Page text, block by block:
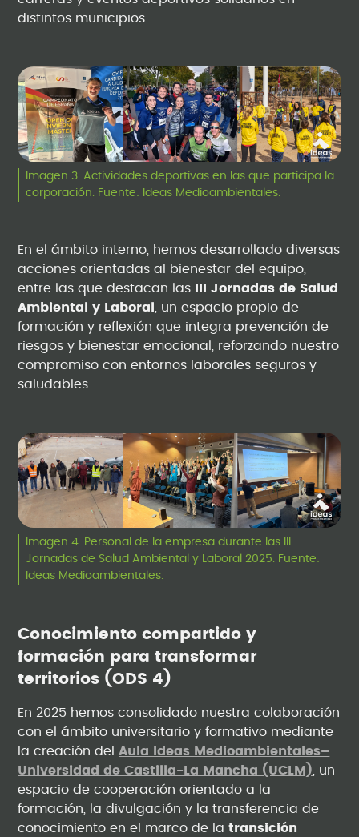
distintos municipios.
Imagen 3. Actividades deportivas en las que participa la
corporación. Fuente: Ideas Medioambientales.
En el ámbito interno, hemos desarrollado diversas
acciones orientadas al bienestar del equipo,
entre las que destacan las
III Jornadas de Salud
Ambiental y Laboral
, un espacio propio de
formación y reflexión que integra prevención de
riesgos y bienestar emocional, reforzando nuestro
compromiso con entornos laborales seguros y
saludables.
Imagen 4. Personal de la empresa durante las III
Jornadas de Salud Ambiental y Laboral 2025. Fuente:
Ideas Medioambientales.
Conocimiento compartido y
formación para transformar
territorios (ODS 4)
En 2025 hemos consolidado nuestra colaboración
con el ámbito universitario y formativo mediante
la creación delAula Ideas Medioambientales–
Universidad de Castilla-La Mancha (UCLM) , un
espacio de cooperación orientado a la
formación, la divulgación y la transferencia de
conocimiento en el marco de latransición